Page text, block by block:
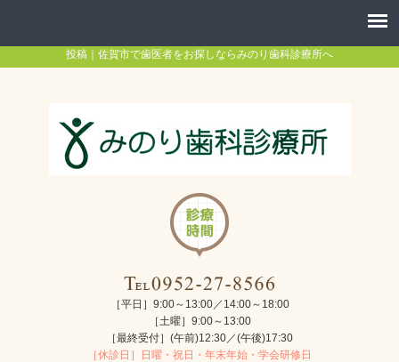
投稿｜佐賀市で歯医者をお探しならみのり歯科診療所へ
［平日］9:00～13:00／14:00～18:00
［土曜］9:00～13:00
［最終受付］(午前)12:30／(午後)17:30
［休診日］日曜・祝日・年末年始・学会研修日